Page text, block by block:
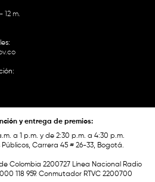
12 m.
y entrega de premios:
a 1 p.m. y de 2:30 p.m. a 4:30 p.m.
Públicos, Carrera 45 # 26-33, Bogotá.
Colombia 2200727 Línea Nacional Radio
118 959. Conmutador RTVC 2200700